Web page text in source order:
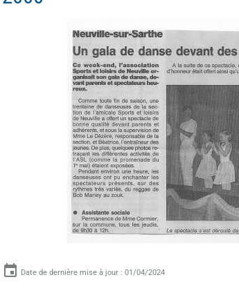
Date de dernière mise à jour : 01/04/2024